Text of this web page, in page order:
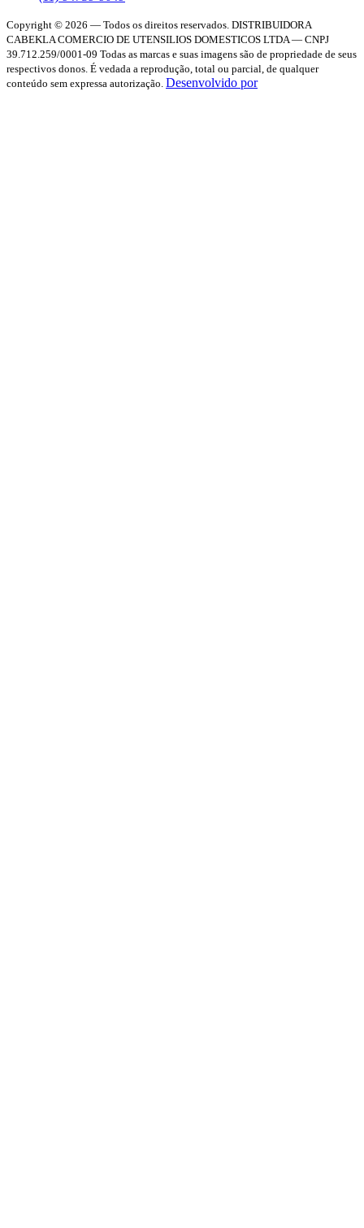
Copyright © 2026 — Todos os direitos reservados. DISTRIBUIDORA
CABEKLA COMERCIO DE UTENSILIOS DOMESTICOS LTDA — CNPJ
39.712.259/0001-09 Todas as marcas e suas imagens são de propriedade de seus
respectivos donos. É vedada a reprodução, total ou parcial, de qualquer
conteúdo sem expressa autorização. Desenvolvido por